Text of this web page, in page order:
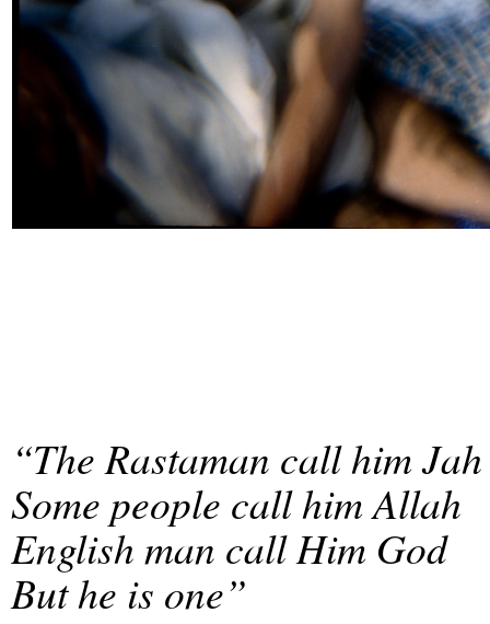
“The Rastaman call him Jah
Some people call him Allah
English man call Him God
But he is one”